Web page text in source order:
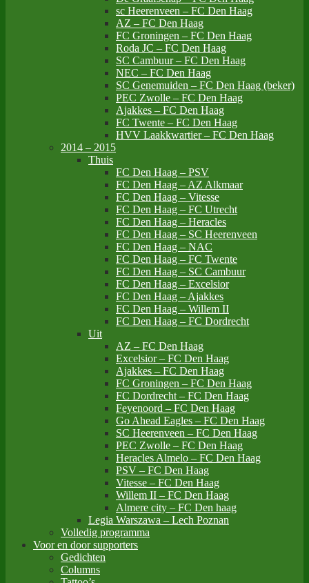
sc Heerenveen – FC Den Haag
AZ – FC Den Haag
FC Groningen – FC Den Haag
Roda JC – FC Den Haag
SC Cambuur – FC Den Haag
NEC – FC Den Haag
SC Genemuiden – FC Den Haag (beker)
PEC Zwolle – FC Den Haag
Ajakkes – FC Den Haag
FC Twente – FC Den Haag
HVV Laakkwartier – FC Den Haag
2014 – 2015
Thuis
FC Den Haag – PSV
FC Den Haag – AZ Alkmaar
FC Den Haag – Vitesse
FC Den Haag – FC Utrecht
FC Den Haag – Heracles
FC Den Haag – SC Heerenveen
FC Den Haag – NAC
FC Den Haag – FC Twente
FC Den Haag – SC Cambuur
FC Den Haag – Excelsior
FC Den Haag – Ajakkes
FC Den Haag – Willem II
FC Den Haag – FC Dordrecht
Uit
AZ – FC Den Haag
Excelsior – FC Den Haag
Ajakkes – FC Den Haag
FC Groningen – FC Den Haag
FC Dordrecht – FC Den Haag
Feyenoord – FC Den Haag
Go Ahead Eagles – FC Den Haag
SC Heerenveen – FC Den Haag
PEC Zwolle – FC Den Haag
Heracles Almelo – FC Den Haag
PSV – FC Den Haag
Vitesse – FC Den Haag
Willem II – FC Den Haag
Almere city – FC Den haag
Legia Warszawa – Lech Poznan
Volledig programma
Voor en door supporters
Gedichten
Columns